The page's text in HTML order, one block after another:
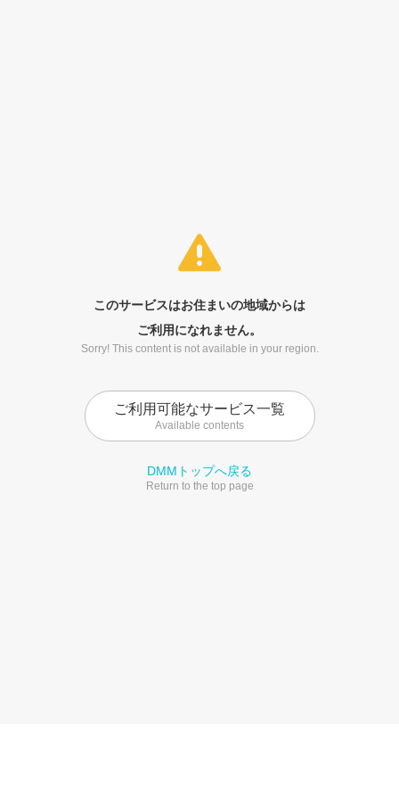
このサービスはお住まいの地域からは
ご利用になれません。
Sorry! This content is not available in your region.
ご利用可能なサービス一覧
Available contents
DMMトップへ戻る
Return to the top page